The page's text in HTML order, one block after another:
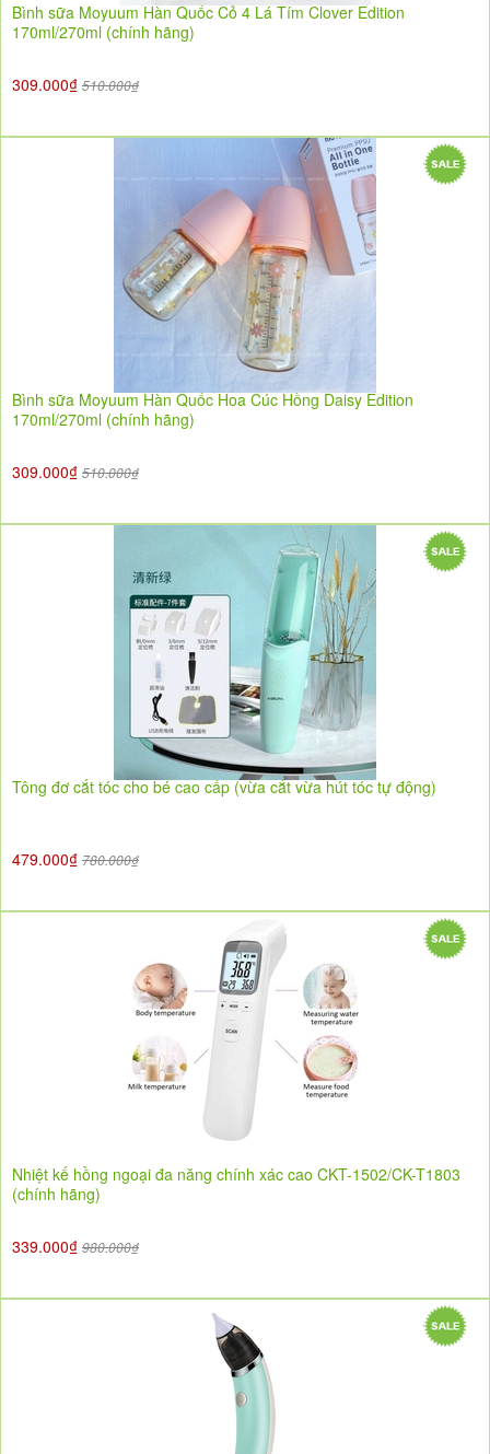
Bình sữa Moyuum Hàn Quốc Cỏ 4 Lá Tím Clover Edition
170ml/270ml (chính hãng)
309.000₫ 510.000₫
Bình sữa Moyuum Hàn Quốc Hoa Cúc Hồng Daisy Edition
170ml/270ml (chính hãng)
309.000₫ 510.000₫
Tông đơ cắt tóc cho bé cao cấp (vừa cắt vừa hút tóc tự động)
479.000₫ 780.000₫
Nhiệt kế hồng ngoại đa năng chính xác cao CKT-1502/CK-T1803
(chính hãng)
339.000₫ 980.000₫